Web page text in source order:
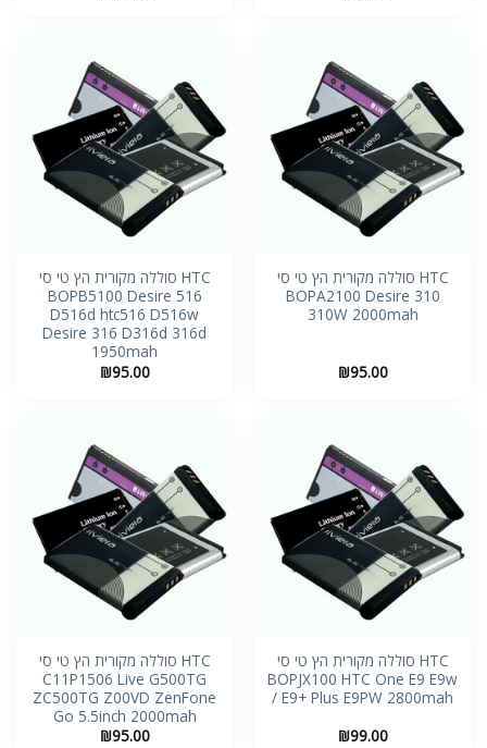
HTC סוללה מקורית הץ טי סי
BOPA2100 Desire 310
310W 2000mah
₪95.00
HTC סוללה מקורית הץ טי סי
BOPB5100 Desire 516
D516d htc516 D516w
Desire 316 D316d 316d
1950mah
₪95.00
HTC סוללה מקורית הץ טי סי
BOPJX100 HTC One E9 E9w
/ E9+ Plus E9PW 2800mah
₪99.00
HTC סוללה מקורית הץ טי סי
C11P1506 Live G500TG
ZC500TG Z00VD ZenFone
Go 5.5inch 2000mah
₪95.00